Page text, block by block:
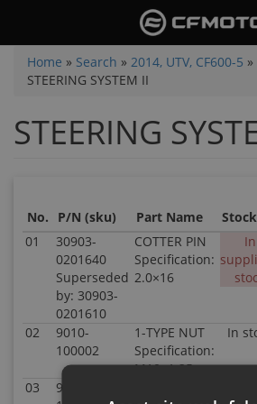
main
contentYou
are
here
Home » Search » 2014, UTV, CF600-5 »
STEERING SYSTEM II
STEERING
No. P/N (sku) Part Name Stock
01
30903-
0201640
Superseded
by: 30903-
0201610
COTTER PIN
Specification:
2.0×16
In
02
9010-
100002
1-TYPE NUT
Specification:
M10×1.25
In
03
9030-